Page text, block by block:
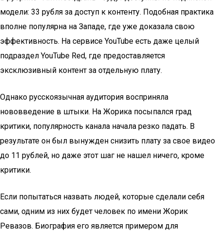
модели: 33 рубля за доступ к контенту. Подобная практика
вполне популярна на Западе, где уже доказала свою
эффективность. На сервисе YouTube есть даже целый
подраздел YouTube Red, где предоставляется
эксклюзивный контент за отдельную плату.
Однако русскоязычная аудитория восприняла
нововведение в штыки. На Жорика посыпался град
критики, популярность канала начала резко падать. В
результате он был вынужден снизить плату за свое видео
до 11 рублей, но даже этот шаг не нашел ничего, кроме
критики.
Если попытаться назвать людей, которые сделали себя
сами, одним из них будет человек по имени Жорик
Ревазов. Биография его является примером для